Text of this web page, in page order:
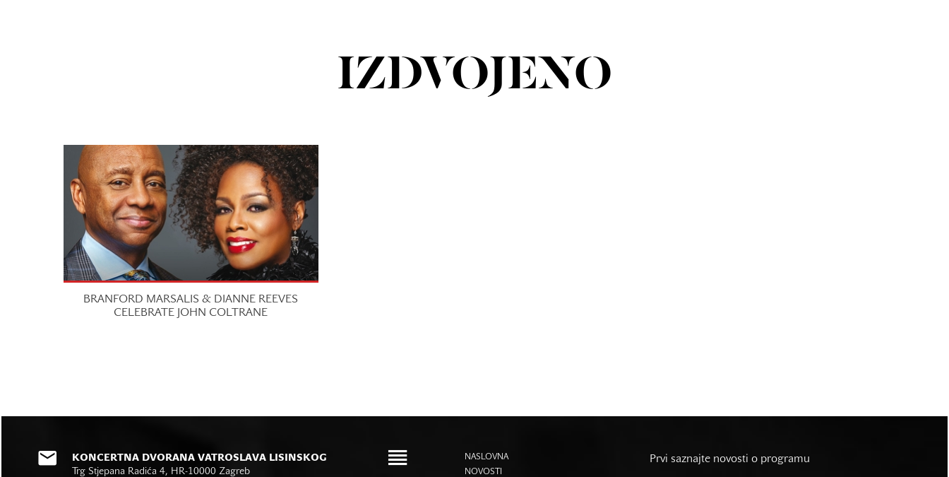
IZDVOJENO
BRANFORD MARSALIS & DIANNE REEVES
CELEBRATE JOHN COLTRANE
KONCERTNA DVORANA VATROSLAVA LISINSKOG
Trg Stjepana Radića 4, HR-10000 Zagreb
NASLOVNA
NOVOSTI
Prvi saznajte novosti o programu